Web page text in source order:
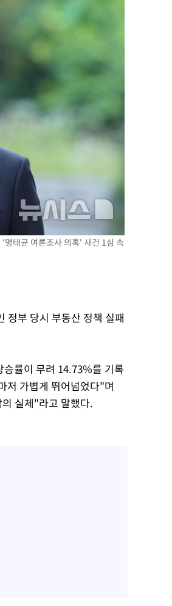
태균 여론조사 의혹' 사건 1심 속
정부 당시 부동산 정책 실패
률이 무려 14.73%를 기록
저 가볍게 뛰어넘었다"며
실체"라고 말했다.